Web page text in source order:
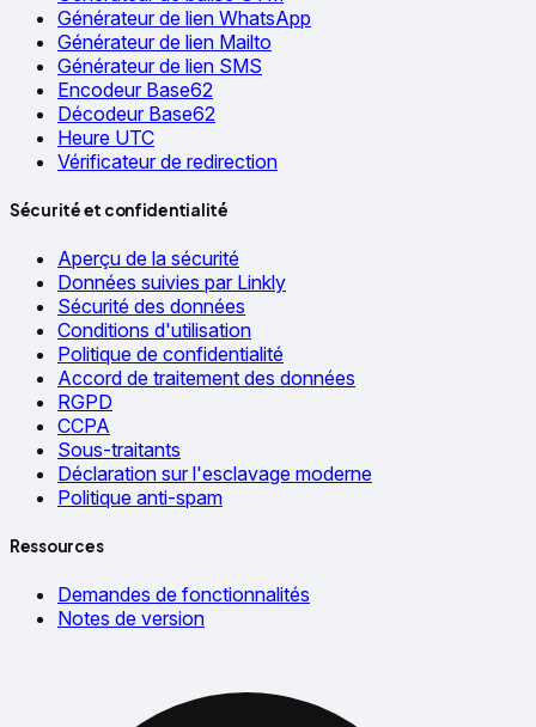
Générateur de lien WhatsApp
Générateur de lien Mailto
Générateur de lien SMS
Encodeur Base62
Décodeur Base62
Heure UTC
Vérificateur de redirection
Sécurité et confidentialité
Aperçu de la sécurité
Données suivies par Linkly
Sécurité des données
Conditions d'utilisation
Politique de confidentialité
Accord de traitement des données
RGPD
CCPA
Sous-traitants
Déclaration sur l'esclavage moderne
Politique anti-spam
Ressources
Demandes de fonctionnalités
Notes de version